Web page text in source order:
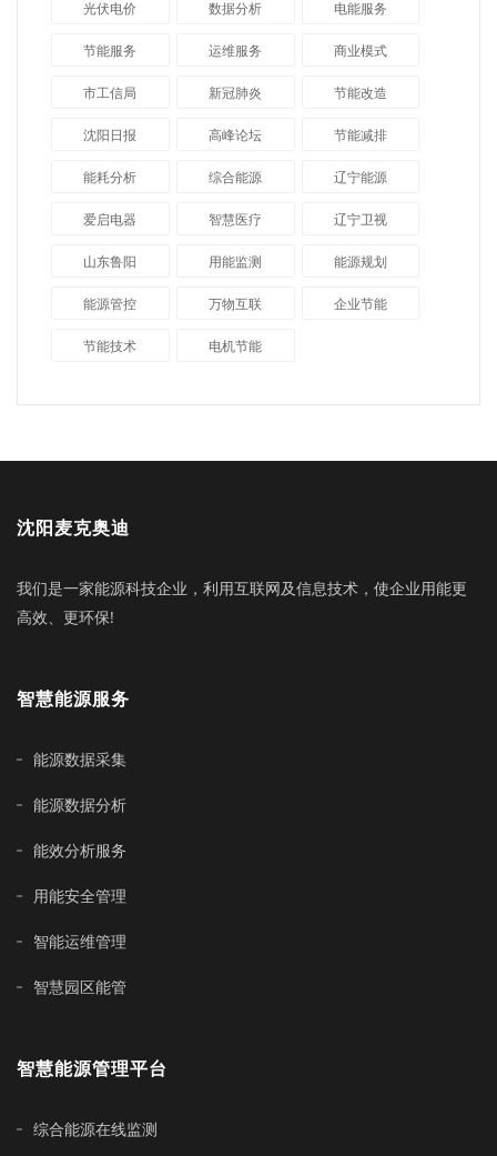
光伏电价 数据分析 电能服务
节能服务 运维服务 商业模式
市工信局 新冠肺炎 节能改造
沈阳日报 高峰论坛 节能减排
能耗分析 综合能源 辽宁能源
爱启电器 智慧医疗 辽宁卫视
山东鲁阳 用能监测 能源规划
能源管控 万物互联 企业节能
节能技术 电机节能
沈阳麦克奥迪
我们是一家能源科技企业，利用互联网及信息技术，使企业用能更
高效、更环保!
智慧能源服务
能源数据采集
能源数据分析
能效分析服务
用能安全管理
智能运维管理
智慧园区能管
智慧能源管理平台
综合能源在线监测